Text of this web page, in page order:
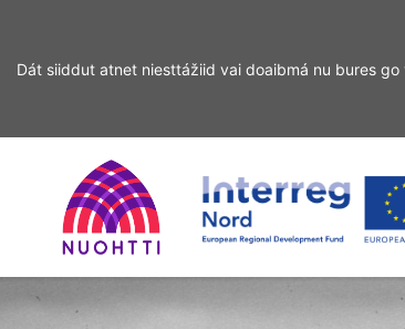
Dát siiddut atnet niesttážiid vai doaibmá nu bures go
ohcamii
sisdollui
Home Interreg
Ohcan